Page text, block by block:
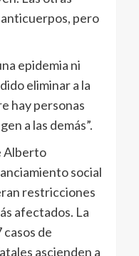
pero
epidemia ni
eliminar a la
hay personas
a las demás”.
Alberto
social
restricciones
afectados. La
de
ascienden a